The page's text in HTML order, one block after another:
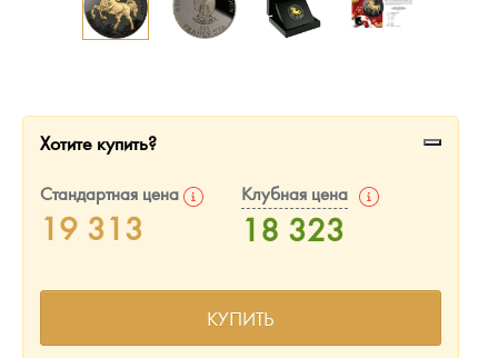
Русская нумизматика
Монеты и жетоны из недрагоценных металлов
Книги по нумизматике
Хотите купить?
Стандартная цена
19 313
Клубная цена
18 323
КУПИТЬ